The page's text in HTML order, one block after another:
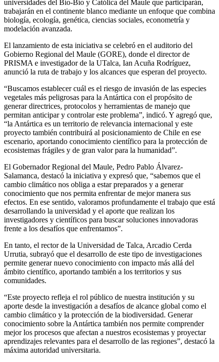
universidades del Bío-Bío y Católica del Maule que participarán,
trabajarán en el continente blanco mediante un enfoque que combina
biología, ecología, genética, ciencias sociales, econometría y
modelación avanzada.
El lanzamiento de esta iniciativa se celebró en el auditorio del
Gobierno Regional del Maule (GORE), donde el director de
PRISMA e investigador de la UTalca, Ian Acuña Rodríguez,
anunció la ruta de trabajo y los alcances que esperan del proyecto.
“Buscamos establecer cuál es el riesgo de invasión de las especies
vegetales más peligrosas para la Antártica con el propósito de
generar directrices, protocolos y herramientas de manejo que
permitan anticipar y controlar este problema”, indicó. Y agregó que,
“la Antártica es un territorio de relevancia internacional y este
proyecto también contribuirá al posicionamiento de Chile en ese
escenario, aportando conocimiento científico para la protección de
ecosistemas frágiles y de gran valor para la humanidad”.
El Gobernador Regional del Maule, Pedro Pablo Álvarez-
Salamanca, destacó la iniciativa y expresó que, “sabemos que el
cambio climático nos obliga a estar preparados y a generar
conocimiento que nos permita enfrentar de mejor manera sus
efectos. En ese sentido, valoramos profundamente el trabajo que está
desarrollando la universidad y el aporte que realizan los
investigadores y científicos para buscar soluciones innovadoras
frente a los desafíos que enfrentamos”.
En tanto, el rector de la Universidad de Talca, Arcadio Cerda
Urrutia, subrayó que el desarrollo de este tipo de investigaciones
permite generar nuevo conocimiento con impacto más allá del
ámbito científico, aportando también a los territorios y sus
comunidades.
“Este proyecto refleja el rol público de nuestra institución y su
aporte desde la investigación a desafíos de alcance global como el
cambio climático y la protección de la biodiversidad. Generar
conocimiento sobre la Antártica también nos permite comprender
mejor los procesos que afectan a nuestros ecosistemas y proyectar
aprendizajes relevantes para el desarrollo de las regiones”, destacó la
máxima autoridad universitaria.